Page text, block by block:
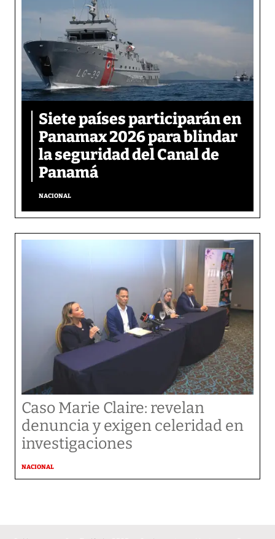
Siete países participarán en
Panamax 2026 para blindar
la seguridad del Canal de
Panamá
NACIONAL
Caso Marie Claire: revelan
denuncia y exigen celeridad en
investigaciones
NACIONAL